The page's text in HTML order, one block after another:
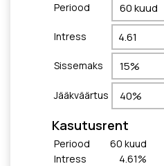
Periood
Intress
Sissemaks
Jääkväärtus
Kasutusrent
Periood 60 kuud
Intress
4.61%